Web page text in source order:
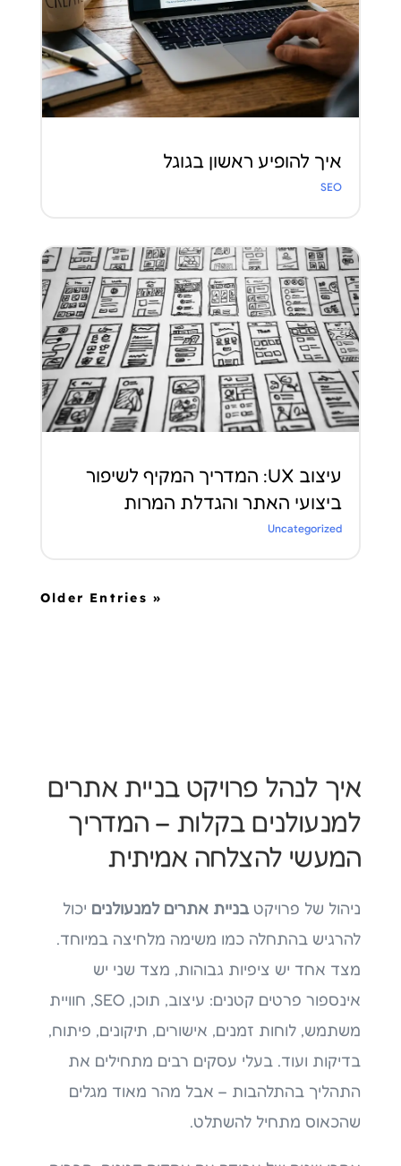
איך להופיע ראשון בגוגל
SEO
עיצוב UX: המדריך המקיף לשיפור
ביצועי האתר והגדלת המרות
Uncategorized
« Older Entries
איך לנהל פרויקט בניית אתרים
למנעולנים בקלות – המדריך
המעשי להצלחה אמיתית
ניהול של פרויקט בניית אתרים למנעולנים יכול
להרגיש בהתחלה כמו משימה מלחיצה במיוחד.
מצד אחד יש ציפיות גבוהות, מצד שני יש
אינספור פרטים קטנים: עיצוב, תוכן, SEO, חוויית
משתמש, לוחות זמנים, אישורים, תיקונים, פיתוח,
בדיקות ועוד. בעלי עסקים רבים מתחילים את
התהליך בהתלהבות – אבל מהר מאוד מגלים
שהכאוס מתחיל להשתלט.